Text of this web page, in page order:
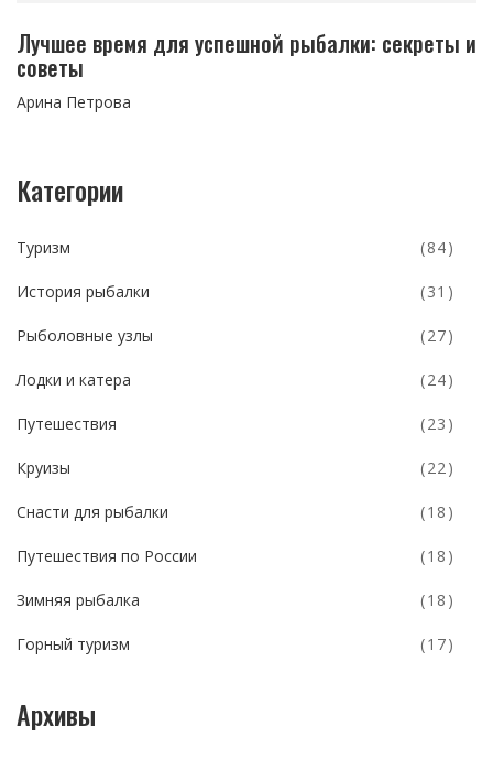
Лучшее время для успешной рыбалки: секреты и
советы
Арина Петрова
Категории
Туризм (84)
История рыбалки (31)
Рыболовные узлы (27)
Лодки и катера (24)
Путешествия (23)
Круизы (22)
Снасти для рыбалки (18)
Путешествия по России (18)
Зимняя рыбалка (18)
Горный туризм (17)
Архивы